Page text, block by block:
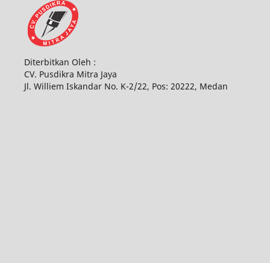
Diterbitkan Oleh :
CV. Pusdikra Mitra Jaya
Jl. Williem Iskandar No. K-2/22, Pos: 20222, Medan